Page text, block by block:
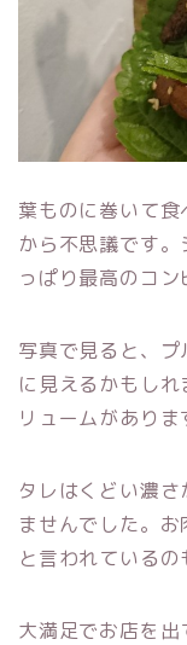
葉ものに巻いて
から不思議です
っぱり最高のコン
写真で見ると、
に見えるかもし
リュームがありま
タレはくどい濃
ませんでした。
と言われているの
大満足でお店を